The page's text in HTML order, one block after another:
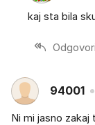
kaj sta bila
Odgovori
94001
Ni mi jasno